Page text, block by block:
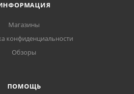
Магазины
конфиденциальности
Обзоры
ПОМОЩЬ